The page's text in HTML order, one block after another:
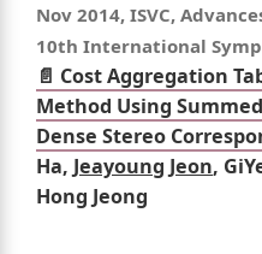
Nov 2014, ISVC,
10th International
📄 Cost Aggregation
Method Using
Dense Stereo
Ha, Jeayoung Jeon,
Hong Jeong